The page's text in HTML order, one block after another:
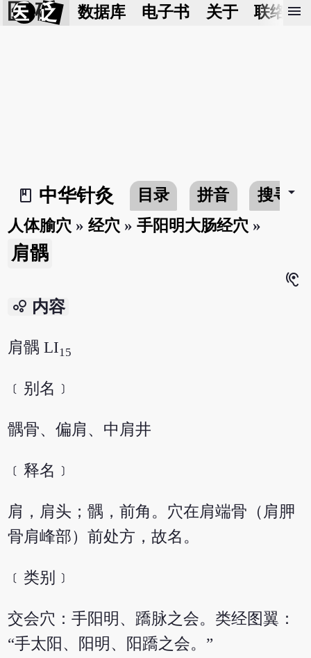
医 砭 数据库 电子书 关于 联络我
menu
book_2
中华针灸 目录 拼音 搜寻arrow_drop_down
人体腧穴 »经穴 »手阳明大肠经穴 »
肩髃
hearing
bubble_chart 内容
肩髃 LI15
﹝别名﹞
髃骨、偏肩、中肩井
﹝释名﹞
肩，肩头；髃，前角。穴在肩端骨（肩胛
骨肩峰部）前处方，故名。
﹝类别﹞
交会穴：手阳明、蹻脉之会。类经图翼：
“手太阳、阳明、阳蹻之会。”